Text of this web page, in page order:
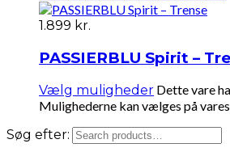
1.899 kr.
PASSIERBLU Spirit –
Vælg muligheder Dette vare
Mulighederne kan vælges på
Søg efter: